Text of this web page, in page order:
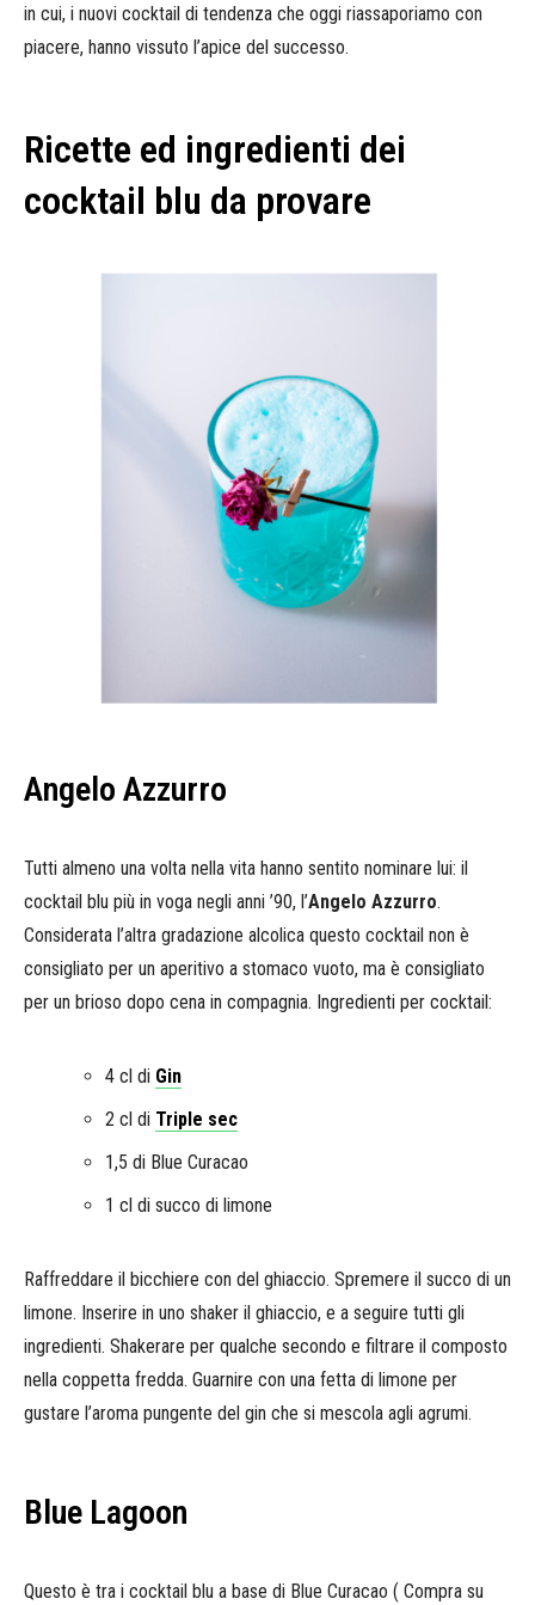
in cui, i nuovi cocktail di tendenza che oggi riassaporiamo con
piacere, hanno vissuto l’apice del successo.
Ricette ed ingredienti dei
cocktail blu da provare
Angelo Azzurro
Tutti almeno una volta nella vita hanno sentito nominare lui: il
cocktail blu più in voga negli anni ’90, l’Angelo Azzurro.
Considerata l’altra gradazione alcolica questo cocktail non è
consigliato per un aperitivo a stomaco vuoto, ma è consigliato
per un brioso dopo cena in compagnia. Ingredienti per cocktail:
4 cl di Gin
2 cl di Triple sec
1,5 di Blue Curacao
1 cl di succo di limone
Raffreddare il bicchiere con del ghiaccio. Spremere il succo di un
limone. Inserire in uno shaker il ghiaccio, e a seguire tutti gli
ingredienti. Shakerare per qualche secondo e filtrare il composto
nella coppetta fredda. Guarnire con una fetta di limone per
gustare l’aroma pungente del gin che si mescola agli agrumi.
Blue Lagoon
Questo è tra i cocktail blu a base di Blue Curacao ( Compra su